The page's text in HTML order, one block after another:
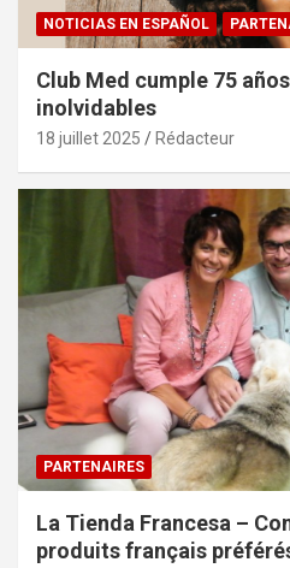
NOTICIAS EN ESPAÑOL
Club Med cumple 75
inolvidables
18 juillet 2025 Rédacteur
PARTENAIRES
La Tienda Francesa –
produits français